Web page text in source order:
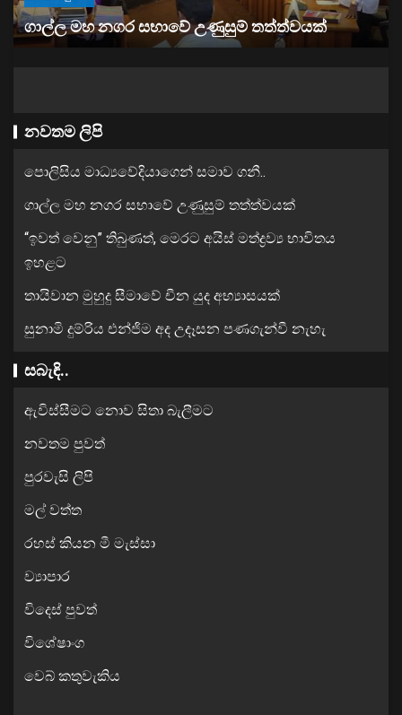
“ඉවත් වෙනු” තිබුණත්, මෙරට අයිස් මත්ද්‍රව්‍ය භාවිතය
ඉහළට
නවතම ලිපි
පොලිසිය මාධ්‍යවේදියාගෙන් සමාව ගනී..
ගාල්ල මහ නගර සභාවේ උණුසුම් තත්ත්වයක්
“ඉවත් වෙනු” තිබුණත්, මෙරට අයිස් මත්ද්‍රව්‍ය භාවිතය
ඉහළට
තායිවාන මුහුදු සීමාවේ චීන යුද අභ්‍යාසයක්
සුනාමි දුම්රිය එන්ජිම අද උදෑසන පණගැන්වී නැහැ
සබැඳි..
ඇවිස්සීමට නොව සිතා බැලීමට
නවතම පුවත්
පුරවැසි ලිපි
මල් වත්ත
රහස් කියන මී මැස්සා
ව්‍යාපාර
විදෙස් පුවත්
විශේෂාංග
වෙබ් කතුවැකිය